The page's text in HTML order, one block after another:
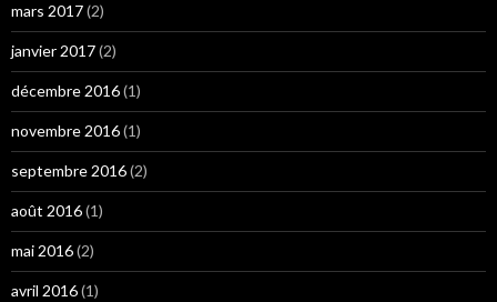
mars 2017(2)
janvier 2017(2)
décembre 2016(1)
novembre 2016(1)
septembre 2016(2)
août 2016(1)
mai 2016(2)
avril 2016(1)